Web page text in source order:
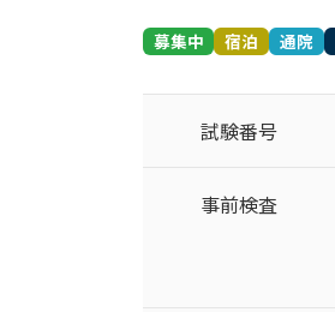
募集中 宿泊 通院
試験番号
事前検査